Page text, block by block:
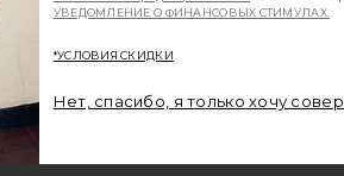
УВЕДОМЛЕНИЕ О ФИНАНСОВЫХ СТИМУЛАХ.
*УСЛОВИЯ СКИДКИ
Нет, спасибо, я только хочу